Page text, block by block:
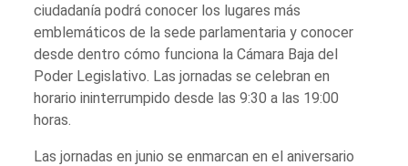
ciudadanía podrá conocer los lugares más
emblemáticos de la sede parlamentaria y conocer
desde dentro cómo funciona la Cámara Baja del
Poder Legislativo. Las jornadas se celebran en
horario ininterrumpido desde las 9:30 a las 19:00
horas.
Las jornadas en junio se enmarcan en el aniversario